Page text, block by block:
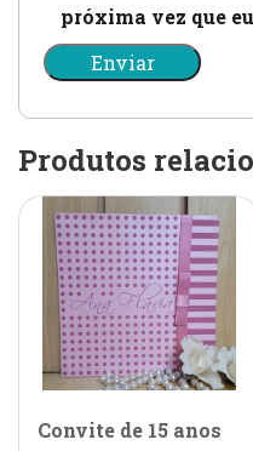
próxima vez que
Produtos
Convite de 15 anos